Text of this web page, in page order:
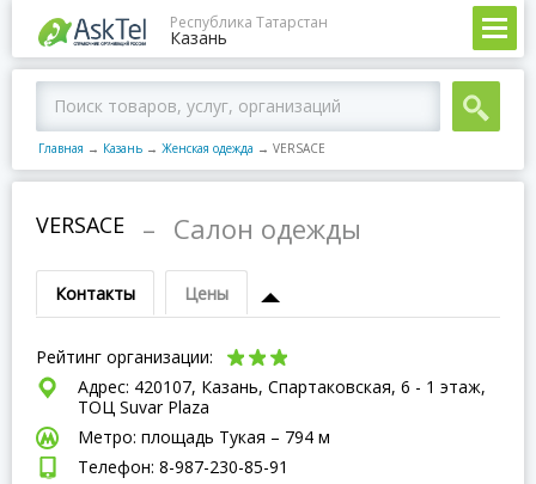
Республика Татарстан
Казань
Главная → Казань → Женская одежда → VERSACE
VERSACE – Салон одежды
Контакты Цены
Рейтинг организации:
Адрес: 420107, Казань, Спартаковская, 6 - 1 этаж,
ТОЦ Suvar Plaza
Метро: площадь Тукая – 794 м
Телефон: 8-987-230-85-91